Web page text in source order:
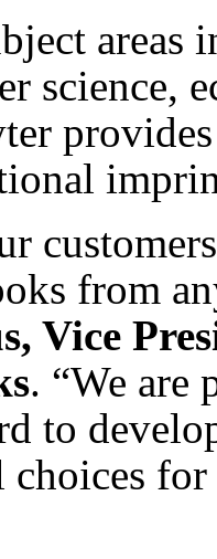
areas
science,
from
Vice
. “We are
to